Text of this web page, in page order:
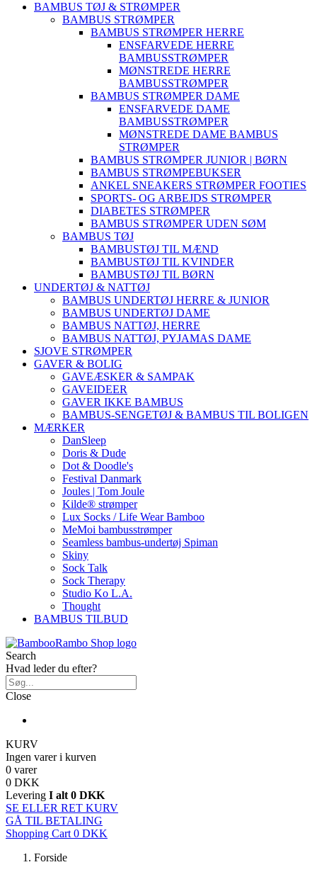
BAMBUS TØJ & STRØMPER
BAMBUS STRØMPER
BAMBUS STRØMPER HERRE
ENSFARVEDE HERRE
BAMBUSSTRØMPER
MØNSTREDE HERRE
BAMBUSSTRØMPER
BAMBUS STRØMPER DAME
ENSFARVEDE DAME
BAMBUSSTRØMPER
MØNSTREDE DAME BAMBUS
STRØMPER
BAMBUS STRØMPER JUNIOR | BØRN
BAMBUS STRØMPEBUKSER
ANKEL SNEAKERS STRØMPER FOOTIES
SPORTS- OG ARBEJDS STRØMPER
DIABETES STRØMPER
BAMBUS STRØMPER UDEN SØM
BAMBUS TØJ
BAMBUSTØJ TIL MÆND
BAMBUSTØJ TIL KVINDER
BAMBUSTØJ TIL BØRN
UNDERTØJ & NATTØJ
BAMBUS UNDERTØJ HERRE & JUNIOR
BAMBUS UNDERTØJ DAME
BAMBUS NATTØJ, HERRE
BAMBUS NATTØJ, PYJAMAS DAME
SJOVE STRØMPER
GAVER & BOLIG
GAVEÆSKER & SAMPAK
GAVEIDEER
GAVER IKKE BAMBUS
BAMBUS-SENGETØJ & BAMBUS TIL BOLIGEN
MÆRKER
DanSleep
Doris & Dude
Dot & Doodle's
Festival Danmark
Joules | Tom Joule
Kilde® strømper
Lux Socks / Life Wear Bamboo
MeMoi bambusstrømper
Seamless bambus-undertøj Spiman
Skiny
Sock Talk
Sock Therapy
Studio Ko L.A.
Thought
BAMBUS TILBUD
Search
Hvad leder du efter?
Close
KURV
Ingen varer i kurven
0 varer
0 DKK
Levering I alt 0 DKK
SE ELLER RET KURV
GÅ TIL BETALING
Shopping Cart 0 DKK
Forside